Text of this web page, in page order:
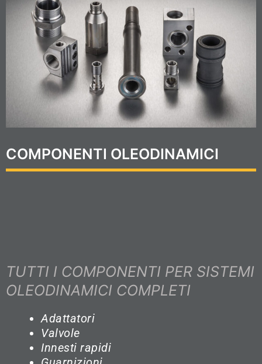
COMPONENTI OLEODINAMICI
TUTTI I COMPONENTI PER SISTEMI
OLEODINAMICI COMPLETI
Adattatori
Valvole
Innesti rapidi